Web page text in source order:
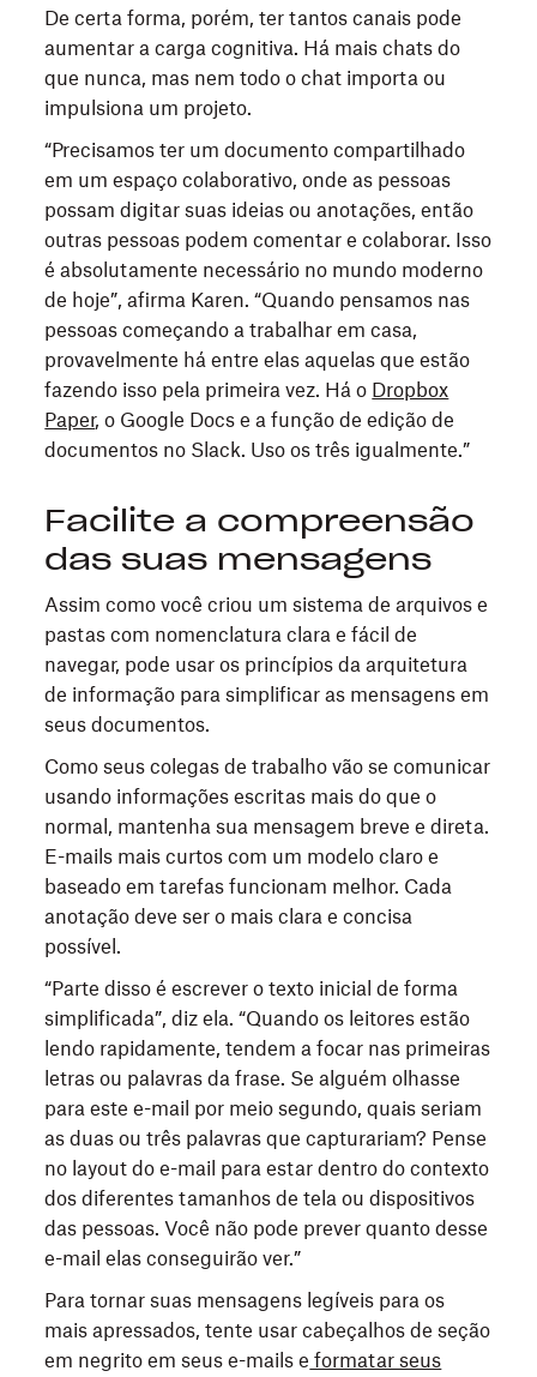
De certa forma, porém, ter tantos canais pode
aumentar a carga cognitiva. Há mais chats do
que nunca, mas nem todo o chat importa ou
impulsiona um projeto.
“Precisamos ter um documento compartilhado
em um espaço colaborativo, onde as pessoas
possam digitar suas ideias ou anotações, então
outras pessoas podem comentar e colaborar. Isso
é absolutamente necessário no mundo moderno
de hoje”, afirma Karen. “Quando pensamos nas
pessoas começando a trabalhar em casa,
provavelmente há entre elas aquelas que estão
fazendo isso pela primeira vez. Há o Dropbox
Paper, o Google Docs e a função de edição de
documentos no Slack. Uso os três igualmente.”
Facilite a compreensão
das suas mensagens
Assim como você criou um sistema de arquivos e
pastas com nomenclatura clara e fácil de
navegar, pode usar os princípios da arquitetura
de informação para simplificar as mensagens em
seus documentos.
Como seus colegas de trabalho vão se comunicar
usando informações escritas mais do que o
normal, mantenha sua mensagem breve e direta.
E-mails mais curtos com um modelo claro e
baseado em tarefas funcionam melhor. Cada
anotação deve ser o mais clara e concisa
possível.
“Parte disso é escrever o texto inicial de forma
simplificada”, diz ela. “Quando os leitores estão
lendo rapidamente, tendem a focar nas primeiras
letras ou palavras da frase. Se alguém olhasse
para este e-mail por meio segundo, quais seriam
as duas ou três palavras que capturariam? Pense
no layout do e-mail para estar dentro do contexto
dos diferentes tamanhos de tela ou dispositivos
das pessoas. Você não pode prever quanto desse
e-mail elas conseguirão ver.”
Para tornar suas mensagens legíveis para os
mais apressados, tente usar cabeçalhos de seção
em negrito em seus e-mails e formatar seus